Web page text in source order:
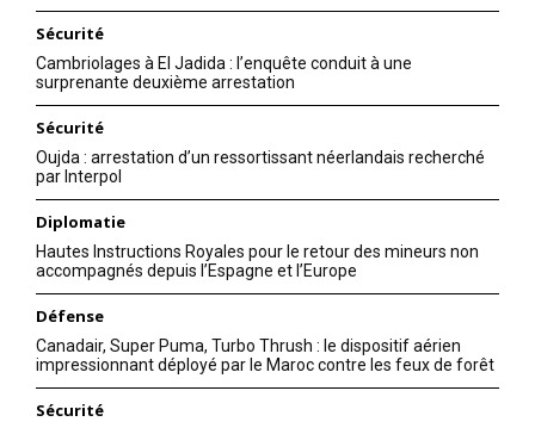
Sécurité
Cambriolages à El Jadida : l’enquête conduit à une
surprenante deuxième arrestation
Sécurité
Oujda : arrestation d’un ressortissant néerlandais recherché
par Interpol
Diplomatie
Hautes Instructions Royales pour le retour des mineurs non
accompagnés depuis l’Espagne et l’Europe
Défense
Canadair, Super Puma, Turbo Thrush : le dispositif aérien
impressionnant déployé par le Maroc contre les feux de forêt
Sécurité